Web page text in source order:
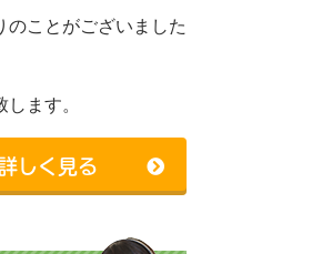
のことがございました
ます。
しく見る